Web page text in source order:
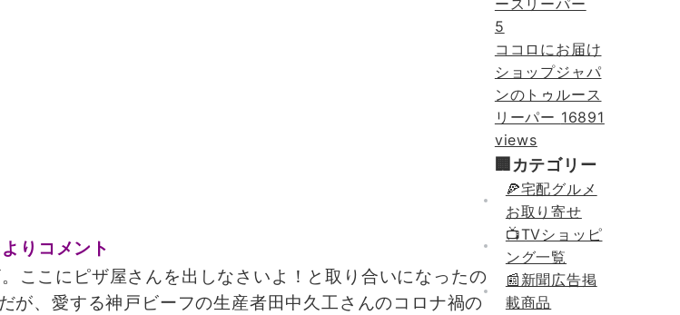
りコメント
ここにピザ屋さんを出しなさいよ！と取り合いになったの
が、愛する神戸ビーフの生産者田中久工さんのコロナ禍の
5
ココロにお届け
ショップジャパ
ンのトゥルース
リーパー 16891
views
🏢カテゴリー
🍕宅配グルメ
お取り寄せ
📺TVショッピ
ング一覧
📰新聞広告掲
載商品